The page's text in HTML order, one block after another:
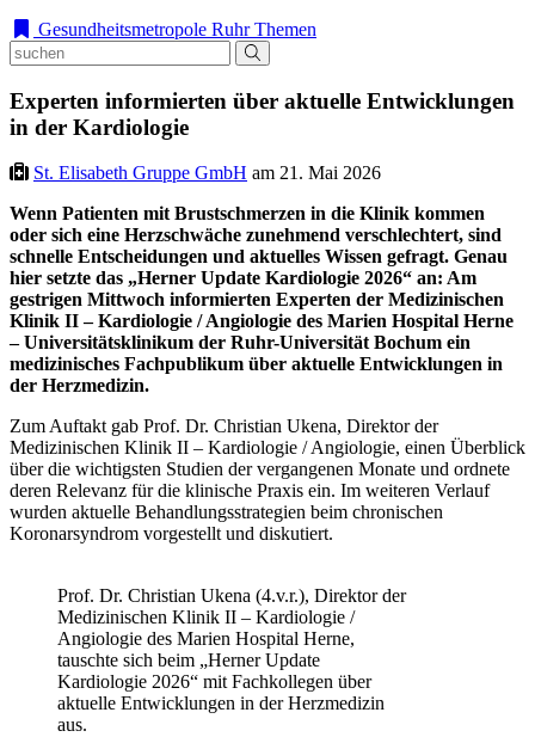
Gesundheitsmetropole Ruhr Themen
Experten informierten über aktuelle Entwicklungen
in der Kardiologie
St. Elisabeth Gruppe GmbH am 21. Mai 2026
Wenn Patienten mit Brustschmerzen in die Klinik kommen
oder sich eine Herzschwäche zunehmend verschlechtert, sind
schnelle Entscheidungen und aktuelles Wissen gefragt. Genau
hier setzte das „Herner Update Kardiologie 2026“ an: Am
gestrigen Mittwoch informierten Experten der Medizinischen
Klinik II – Kardiologie / Angiologie des Marien Hospital Herne
– Universitätsklinikum der Ruhr-Universität Bochum ein
medizinisches Fachpublikum über aktuelle Entwicklungen in
der Herzmedizin.
Zum Auftakt gab Prof. Dr. Christian Ukena, Direktor der
Medizinischen Klinik II – Kardiologie / Angiologie, einen Überblick
über die wichtigsten Studien der vergangenen Monate und ordnete
deren Relevanz für die klinische Praxis ein. Im weiteren Verlauf
wurden aktuelle Behandlungsstrategien beim chronischen
Koronarsyndrom vorgestellt und diskutiert.
Prof. Dr. Christian Ukena (4.v.r.), Direktor der
Medizinischen Klinik II – Kardiologie /
Angiologie des Marien Hospital Herne,
tauschte sich beim „Herner Update
Kardiologie 2026“ mit Fachkollegen über
aktuelle Entwicklungen in der Herzmedizin
aus.